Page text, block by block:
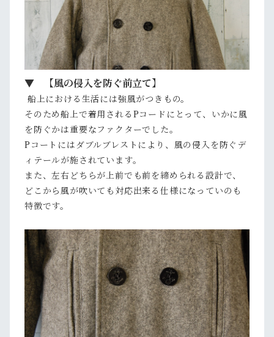
▼ 【風の侵入を防ぐ前立て】
船上における生活には強風がつきもの。
そのため船上で着用されるPコードにとって、いかに風
を防ぐかは重要なファクターでした。
Pコートにはダブルブレストにより、風の侵入を防ぐデ
ィテールが施されています。
また、左右どちらが上前でも前を締められる設計で、
どこから風が吹いても対応出来る仕様になっていのも
特徴です。